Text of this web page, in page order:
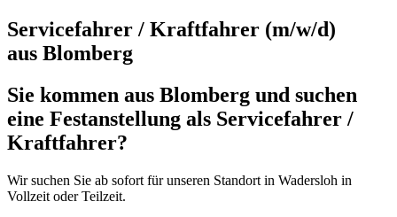
Servicefahrer / Kraftfahrer (m/w/d)
aus Blomberg
Sie kommen aus Blomberg und suchen
eine Festanstellung als Servicefahrer /
Kraftfahrer?
Wir suchen Sie ab sofort für unseren Standort in Wadersloh in
Vollzeit oder Teilzeit.